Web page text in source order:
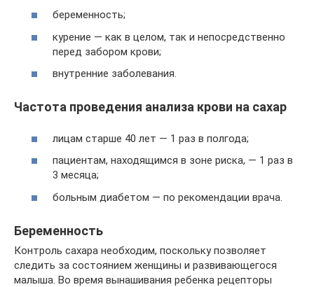
беременность;
курение — как в целом, так и непосредственно
перед забором крови;
внутренние заболевания.
Частота проведения анализа крови на сахар
лицам старше 40 лет — 1 раз в полгода;
пациентам, находящимся в зоне риска, — 1 раз в
3 месяца;
больным диабетом — по рекомендации врача.
Беременность
Контроль сахара необходим, поскольку позволяет
следить за состоянием женщины и развивающегося
малыша. Во время вынашивания ребенка рецепторы